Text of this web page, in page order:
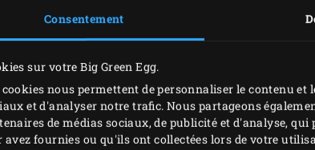
Consentement
sur votre Big Green Egg.
cookies nous permettent de personnaliser le contenu
et d'analyser notre trafic. Nous partageons
de médias sociaux, de publicité et d'analyse,
avez fournies ou qu'ils ont collectées lors de votre
de cannelle
lait de coco de 400 ml